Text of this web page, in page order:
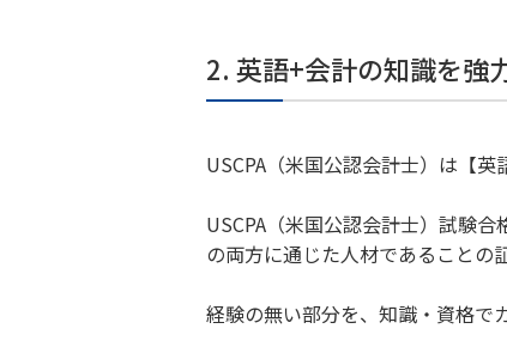
2. 英語+会計の知識を強
USCPA（米国公認会計士）は【英
USCPA（米国公認会計士）試験
の両方に通じた人材であることの
経験の無い部分を、知識・資格で